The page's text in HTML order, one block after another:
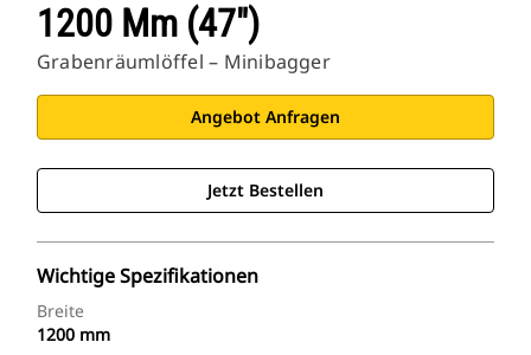
1200 Mm (47″)
Grabenräumlöffel – Minibagger
Angebot Anfragen
Jetzt Bestellen
Wichtige Spezifikationen
Breite
1200 mm